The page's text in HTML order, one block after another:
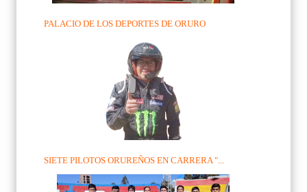
PALACIO DE LOS DEPORTES DE ORURO
SIETE PILOTOS ORUREÑOS EN CARRERA "...